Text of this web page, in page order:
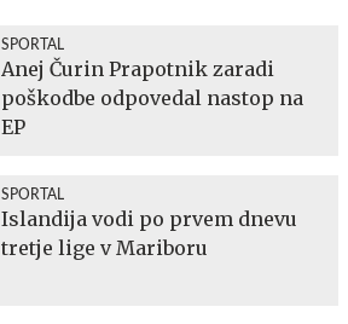
SPORTAL
Anej Čurin Prapotnik zaradi
poškodbe odpovedal nastop na
EP
SPORTAL
Islandija vodi po prvem dnevu
tretje lige v Mariboru